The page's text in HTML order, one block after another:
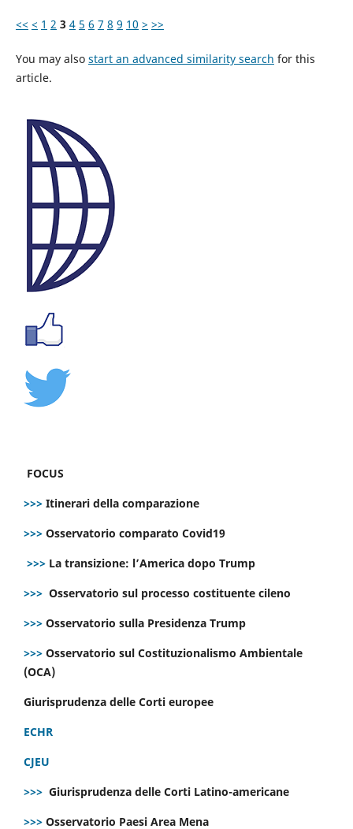
<< < 1 2 3 4 5 6 7 8 9 10 > >>
You may also start an advanced similarity search for this
article.
FOCUS
>>> Itinerari della comparazione
>>> Osservatorio comparato Covid19
>>> La transizione: l’America dopo Trump
>>> Osservatorio sul processo costituente cileno
>>> Osservatorio sulla Presidenza Trump
>>> Osservatorio sul Costituzionalismo Ambientale
(OCA)
Giurisprudenza delle Corti europee
ECHR
CJEU
>>> Giurisprudenza delle Corti Latino-americane
>>> Osservatorio Paesi Area Mena